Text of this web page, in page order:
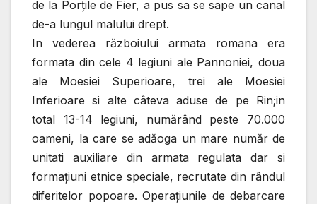
de la Porţile de Fier, a pus sa se sape un canal
de-a lungul malului drept.
In vederea războiului armata romana era
formata din cele 4 legiuni ale Pannoniei, doua
ale Moesiei Superioare, trei ale Moesiei
Inferioare si alte câteva aduse de pe Rin;in
total 13-14 legiuni, numărând peste 70.000
oameni, la care se adăoga un mare număr de
unitati auxiliare din armata regulata dar si
formaţiuni etnice speciale, recrutate din rândul
diferitelor popoare. Operaţiunile de debarcare